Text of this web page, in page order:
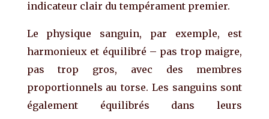
indicateur clair du tempérament premier.
Le physique sanguin, par exemple, est
harmonieux et équilibré – pas trop maigre,
pas trop gros, avec des membres
proportionnels au torse. Les sanguins sont
également équilibrés dans leurs